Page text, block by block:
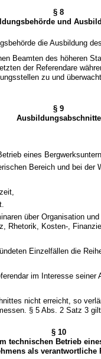
§ 8
und
die Ausbildung
Beamten des höheren
der Referendare
zu und
§ 9
Ausbildungsabschnitte
eines
Bereich und bei der
über Organisation
Rhetorik, Kosten-,
Einzelfällen die
im Interesse seiner
nicht erreicht, so
§ 5 Abs. 2 Satz 3
§ 10
technischen Betrieb
als verantwortliche